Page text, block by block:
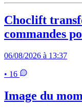
Choclift
commandes
06/08/2026 à 13:37
• 16
Image du